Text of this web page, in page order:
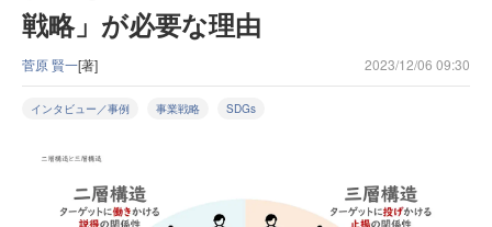
戦略」が必要な理由
菅原 賢一[著] 2023/12/06 09:30
インタビュー／事例 事業戦略 SDGs